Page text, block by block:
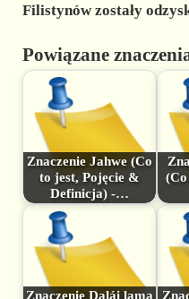
Filistynów zostały
Powiązane
Znaczenie Jahwe (Co
to jest, Pojęcie &
Definicja) -…
Znaczenie Dalái lama